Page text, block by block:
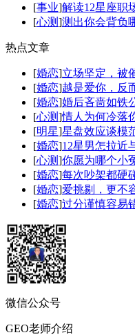
[事业]解读12星座职
[心测]测出你会背负
热点文章
[婚恋]立场坚定，被
[婚恋]越是爱你，反
[婚恋]婚后吝啬如铁
[心测]情人为何冷落
[明星]星盘效应谈模
[婚恋]12星男怎拉近
[心测]你愿为哪个小
[婚恋]每次吵架都硬
[婚恋]爱挑剔，更不
[婚恋]过分谨慎容易
微信公众号
GEO老师介绍